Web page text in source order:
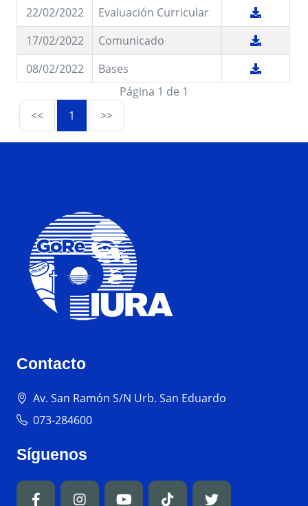
22/02/2022
Evaluación Curricular
17/02/2022
Comunicado
08/02/2022
Bases
Página 1 de 1
<<
1 >>
Contacto
Av. San Ramón S/N Urb. San Eduardo
073-284600
Síguenos